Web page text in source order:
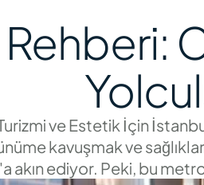
ve Estetik İçin
kavuşmak ve
akın ediyor. Peki, bu